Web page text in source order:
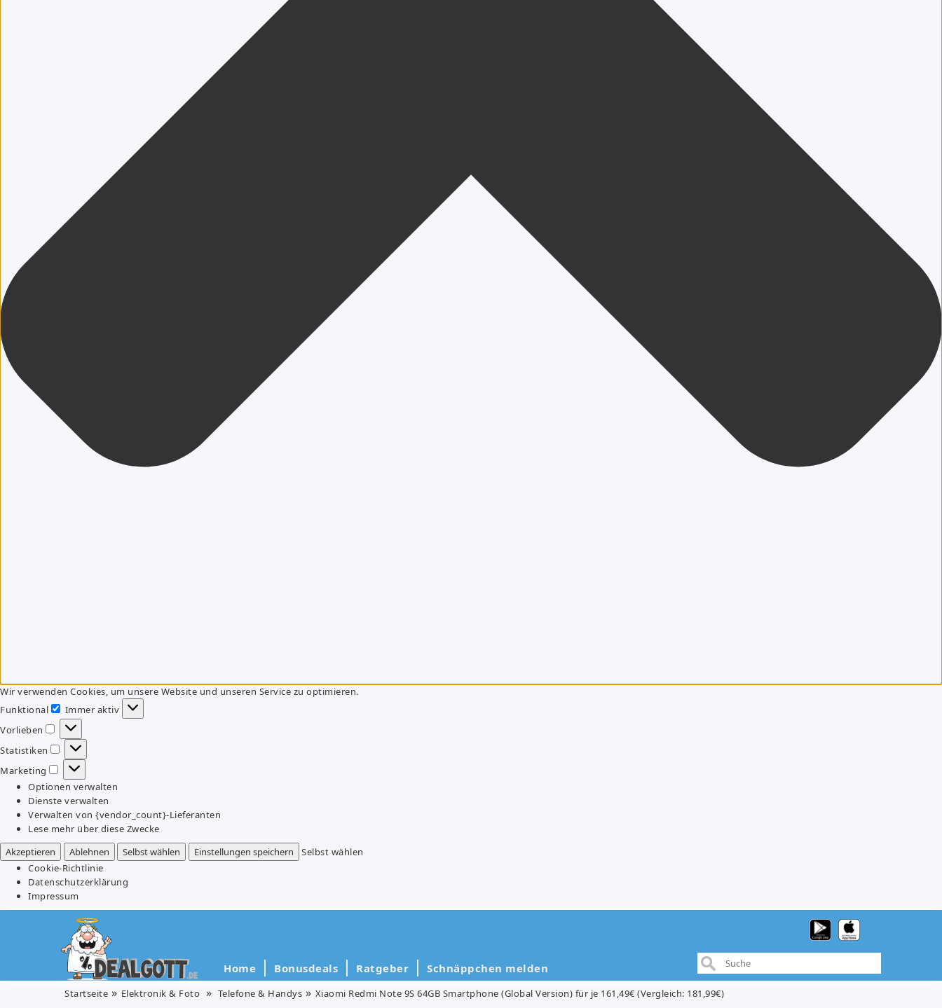
Wir verwenden Cookies, um unsere Website und unseren Service zu optimieren.
Funktional
Funktional
Immer aktiv
Vorlieben
Vorlieben
Statistiken
Statistiken
Marketing
Marketing
Optionen verwalten
Dienste verwalten
Verwalten von {vendor_count}-Lieferanten
Lese mehr über diese Zwecke
Akzeptieren
Ablehnen Selbst wählen Einstellungen speichern
Selbst wählen
Cookie-Richtlinie
Datenschutzerklärung
Impressum
Home Bonusdeals Ratgeber Schnäppchen melden
Startseite Elektronik & Foto Telefone & Handys Xiaomi Redmi Note 9S 64GB Smartphone (Global Version) für je 161,49€ (Vergleich: 181,99€)